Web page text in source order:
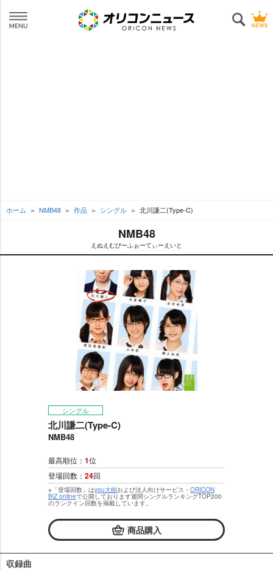
ホーム NMB48 作品 シングル 北川謙二(Type-C)
NMB48
えぬえむびーふぉーてぃーえいと
シングル
北川謙二(Type-C)
NMB48
最高順位： 1位
登場回数： 24回
※「登場回数」はyou大樹および法人向けサービス・ ORICON
BiZ onlineで公開しております週間シングルランキングTOP200
のランクイン回数を掲載しています。
商品購入
収録曲